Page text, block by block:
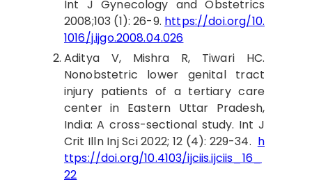
Int J Gynecology and Obstetrics
2008;103 (1): 26-9. https://doi.org/10.
1016/j.ijgo.2008.04.026
AdityaV, Mishra R, Tiwari HC.
Nonobstetric lower genital tract
injury patients of a tertiary care
center in Eastern Uttar Pradesh,
India: A cross-sectional study. Int J
Crit Illn Inj Sci 2022; 12 (4): 229-34. h
ttps://doi.org/10.4103/ijciis.ijciis_16_
22